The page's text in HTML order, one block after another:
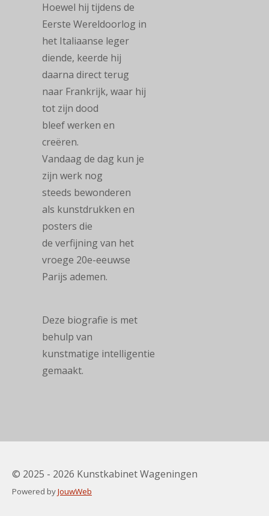
Hoewel hij tijdens de
Eerste Wereldoorlog in
het Italiaanse leger
diende, keerde hij
daarna direct terug
naar Frankrijk, waar hij
tot zijn dood
bleef werken en
creëren.
Vandaag de dag kun je
zijn werk nog
steeds bewonderen
als kunstdrukken en
posters die
de verfijning van het
vroege 20e-eeuwse
Parijs ademen.
Deze biografie is met
behulp van
kunstmatige intelligentie
gemaakt.
© 2025 - 2026 Kunstkabinet Wageningen
Powered byJouwWeb